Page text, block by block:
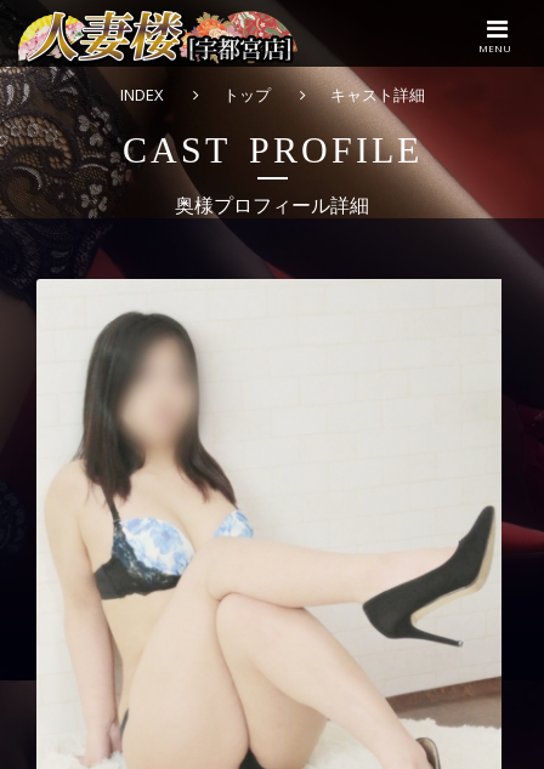
MENU
INDEX トップ キャスト詳細
CAST PROFILE
奥様プロフィール詳細